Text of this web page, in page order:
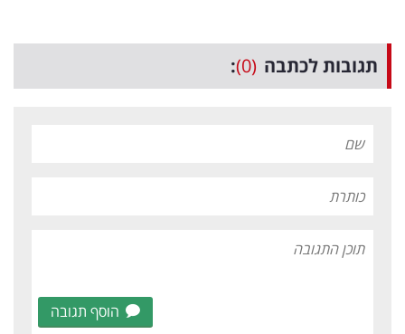
תגובות לכתבה (0)
:
הוסף תגובה